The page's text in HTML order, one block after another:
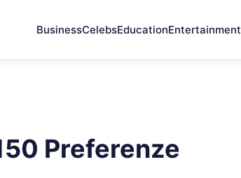
BusinessCelebsEducationEntertainment
Preferenze